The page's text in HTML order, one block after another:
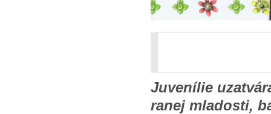
Juvenílie
ranej mladosti,